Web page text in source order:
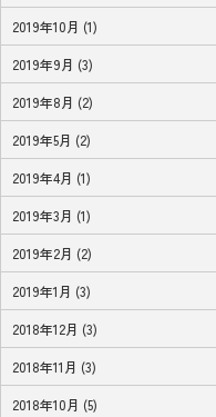
2019年10月 (1)
2019年9月 (3)
2019年8月 (2)
2019年5月 (2)
2019年4月 (1)
2019年3月 (1)
2019年2月 (2)
2019年1月 (3)
2018年12月 (3)
2018年11月 (3)
2018年10月 (5)